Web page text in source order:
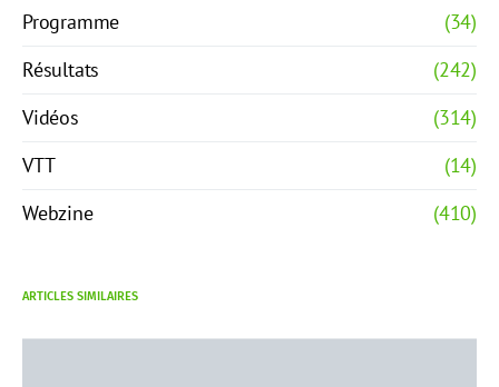
Programme
(34)
Résultats
(242)
Vidéos
(314)
VTT
(14)
Webzine
(410)
ARTICLES SIMILAIRES